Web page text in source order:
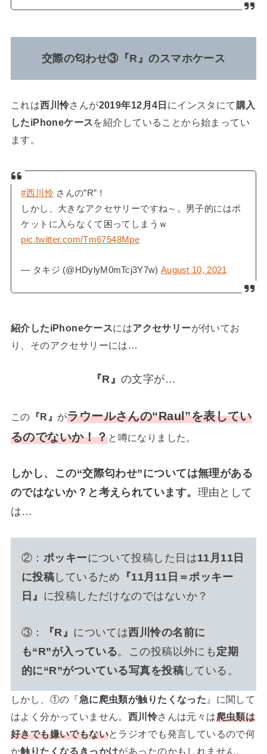
交際の匂わせ③『R』のスマホケース
これは西川怜さんが2019年12月4日 にインスタにて 購入
したiPhoneケースを紹介していることから始まってい
ます。
#西川怜さんの”R”！
しかし、大きなアクセサリーですね～。男子的にはポ
ケットに入らなくて困ってしまうｗ
pic.twitter.com/Tm67548Mpe
— タキジ (@HDylyM0mTcj3Y7w) August 10, 2021
紹介したiPhoneケースにはアクセサリーが付いてお
り、そのアクセサリーには…
『R』の文字が…
この 『R』 がラウールさんの“Raul”を表してい
るのでないか！？と噂になりました。
しかし、この“交際匂わせ”については無理がある
のではないか？と考えられています。 理由として
は…
②： ポッキーについて投稿した日は11月11日
に投稿 しているため 『11月11日＝ポッキー
日』 に投稿しただけなのではないか？
③： 『R』 については西川怜の名前に
も“R”が入っている。この投稿以外にも 定期
的に“R”がついている写真を投稿 している。
しかし、①の『急に爬虫類が触りたくなった 』に関して
はよく分かっていません。 西川怜さんは元々は爬虫類は
好きでも嫌いでもないとラジオでも発言しているので何
か触りたくなるきっかけがあったのかもしれません。